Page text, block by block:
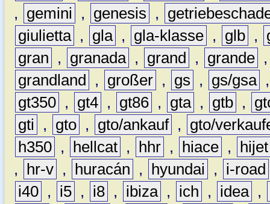
,
gemini , genesis ,
giulietta , gla , gla-klasse , glb ,
gran
, granada , grand , grande
grandland
, großer , gs , gs/gsa
gt350 , gt4 , gt86 , gta , gtb ,
gti
, gto , gto/ankauf ,
gto/
h350 , hellcat , hhr , hiace ,
hijet
,
hr-v , huracán , hyundai ,
i-road
i40 , i5 , i8 , ibiza , ich , idea ,